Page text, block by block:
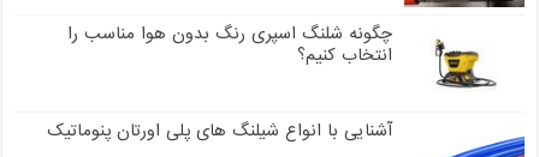
چگونه شلنگ اسپری رنگ بدون هوا مناسب را
انتخاب کنیم؟
آشنایی با انواع شیلنگ های پلی اورتان پنوماتیک